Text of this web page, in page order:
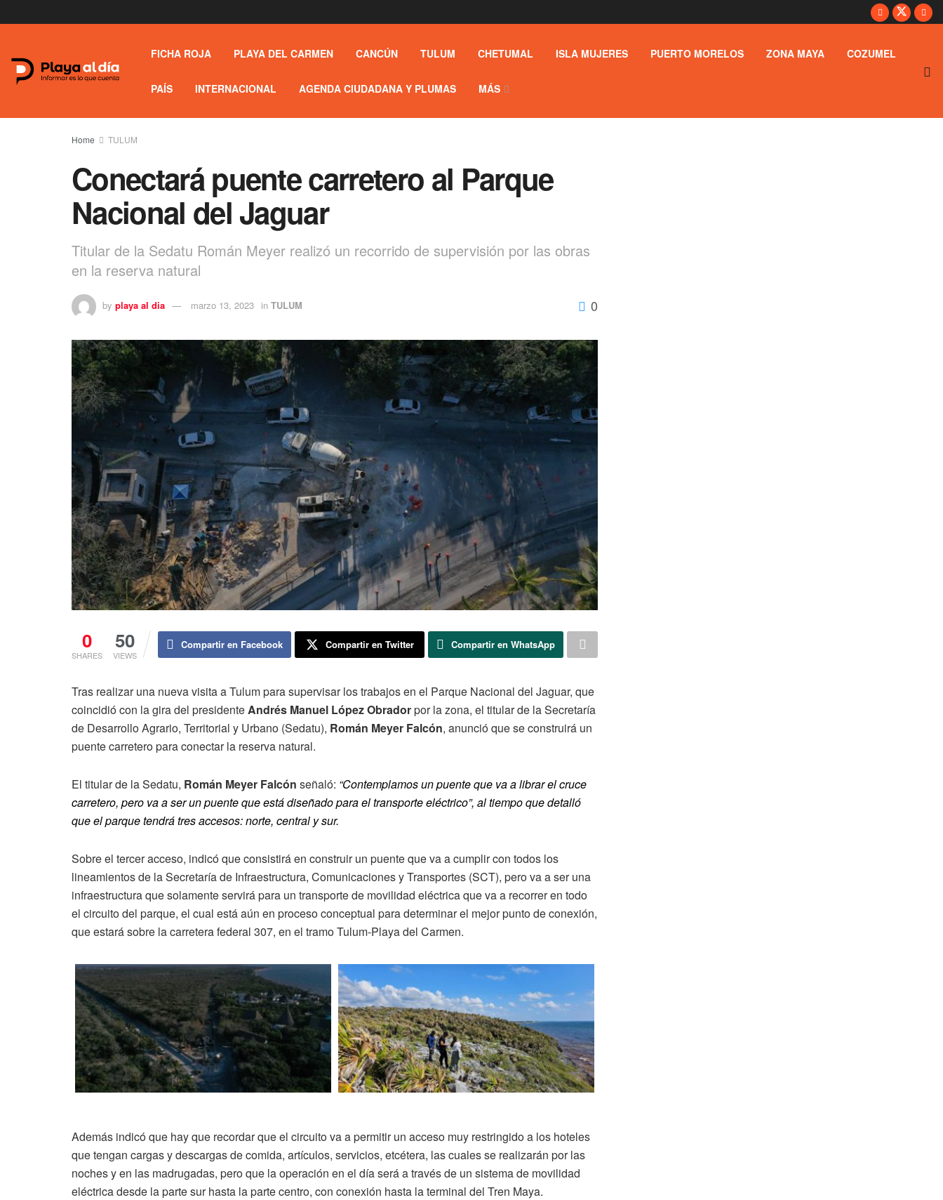
FICHA ROJA PLAYA DEL CARMEN CANCÚN TULUM CHETUMAL ISLA MUJERES PUERTO MORELOS ZONA MAYA COZUMEL
PAÍS INTERNACIONAL AGENDA CIUDADANA Y PLUMAS MÁS
Home TULUM
Conectará puente carretero al Parque
Nacional del Jaguar
Titular de la Sedatu Román Meyer realizó un recorrido de supervisión por las obras
en la reserva natural
by playa al dia marzo 13, 2023 in TULUM 0
0
SHARES
50
VIEWS
Compartir en Facebook Compartir en Twitter Compartir en WhatsApp
Tras realizar una nueva visita a Tulum para supervisar los trabajos en el Parque Nacional del Jaguar, que
coincidió con la gira del presidenteAndrés Manuel López Obradorpor la zona, el titular de la Secretaría
de Desarrollo Agrario, Territorial y Urbano (Sedatu), Román Meyer Falcón, anunció que se construirá un
puente carretero para conectar la reserva natural.
El titular de la Sedatu, Román Meyer Falcón señaló: “Contemplamos un puente que va a librar el cruce
carretero, pero va a ser un puente que está diseñado para el transporte eléctrico”, al tiempo que detalló
que el parque tendrá tres accesos: norte, central y sur.
Sobre el tercer acceso, indicó que consistirá en construir un puente que va a cumplir con todos los
lineamientos de la Secretaría de Infraestructura, Comunicaciones y Transportes (SCT), pero va a ser una
infraestructura que solamente servirá para un transporte de movilidad eléctrica que va a recorrer en todo
el circuito del parque, el cual está aún en proceso conceptual para determinar el mejor punto de conexión,
que estará sobre la carretera federal 307, en el tramo Tulum-Playa del Carmen.
Además indicó que hay que recordar que el circuito va a permitir un acceso muy restringido a los hoteles
que tengan cargas y descargas de comida, artículos, servicios, etcétera, las cuales se realizarán por las
noches y en las madrugadas, pero que la operación en el día será a través de un sistema de movilidad
eléctrica desde la parte sur hasta la parte centro, con conexión hasta la terminal del Tren Maya.